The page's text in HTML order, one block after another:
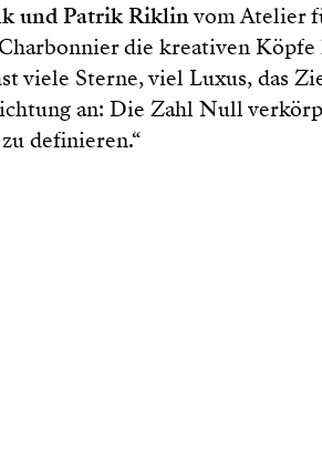
und Patrik Riklinvom Atelier
die kreativen
viele Sterne, viel Luxus, das
an: Die Zahl Null
definieren.“